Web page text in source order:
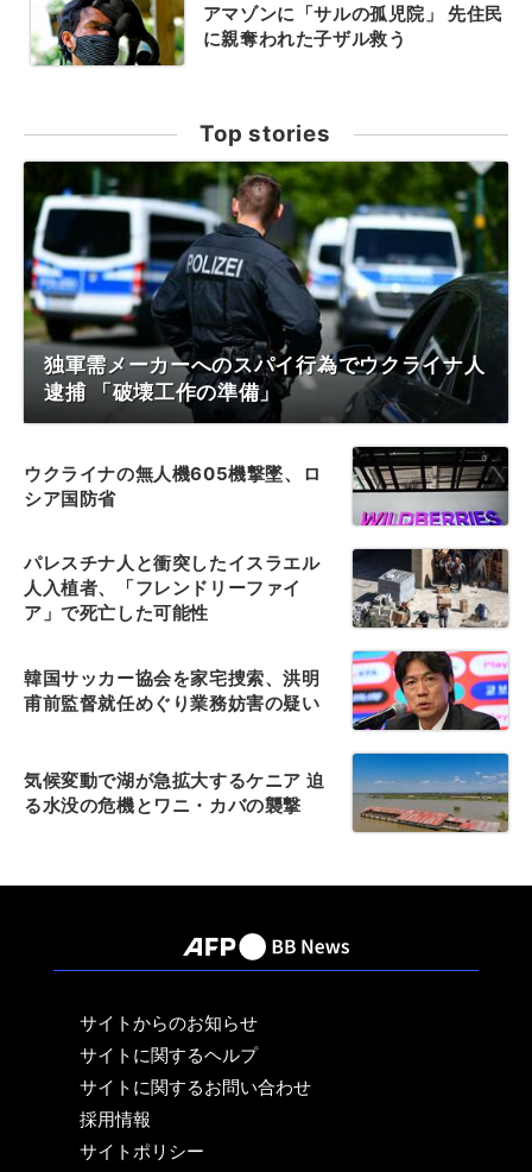
アマゾンに「サルの孤児院」 先住民
に親奪われた子ザル救う
Top stories
独軍需メーカーへのスパイ行為でウクライナ人
逮捕 「破壊工作の準備」
ウクライナの無人機605機撃墜、ロ
シア国防省
パレスチナ人と衝突したイスラエル
人入植者、「フレンドリーファイ
ア」で死亡した可能性
韓国サッカー協会を家宅捜索、洪明
甫前監督就任めぐり業務妨害の疑い
気候変動で湖が急拡大するケニア 迫
る水没の危機とワニ・カバの襲撃
サイトからのお知らせ
サイトに関するヘルプ
サイトに関するお問い合わせ
採用情報
サイトポリシー